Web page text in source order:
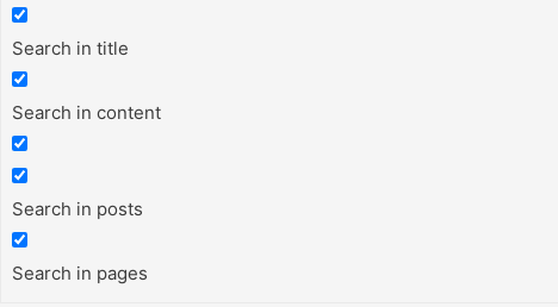
Search in title
Search in content
Search in posts
Search in pages